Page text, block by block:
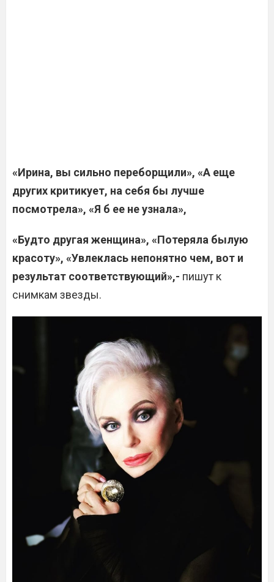
«Ирина, вы сильно переборщили», «А еще
других критикует, на себя бы лучше
посмотрела», «Я б ее не узнала»,
«Будто другая женщина», «Потеряла былую
красоту», «Увлеклась непонятно чем, вот и
результат соответствующий»,- пишут к
снимкам звезды.